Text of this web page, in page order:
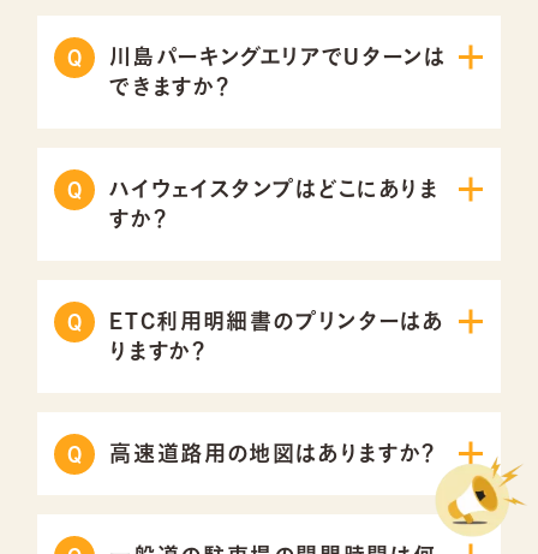
川島パーキングエリアでUターンは
できますか？
ハイウェイスタンプはどこにありま
すか？
ETC利用明細書のプリンターはあ
りますか？
高速道路用の地図はありますか？